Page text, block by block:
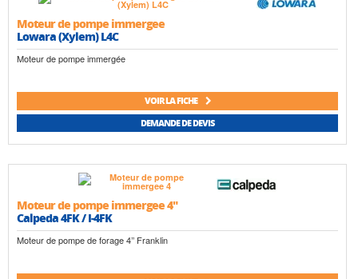
Moteur de pompe immergee
Lowara (Xylem) L4C
Moteur de pompe immergée
VOIR LA FICHE
DEMANDE DE DEVIS
Moteur de pompe immergee 4"
Calpeda 4FK / I-4FK
Moteur de pompe de forage 4’’ Franklin